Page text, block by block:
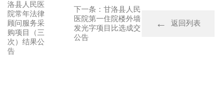
洛县人民医
院常年法律
顾问服务采
购项目（三
次）结果公
告
下一条：甘洛县人民
医院第一住院楼外墙
发光字项目比选成交
公告
返回列表